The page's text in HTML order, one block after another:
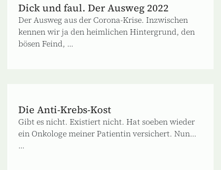
Dick und faul. Der Ausweg 2022
Der Ausweg aus der Corona-Krise. Inzwischen
kennen wir ja den heimlichen Hintergrund, den
bösen Feind, ...
Die Anti-Krebs-Kost
Gibt es nicht. Existiert nicht. Hat soeben wieder
ein Onkologe meiner Patientin versichert. Nun…
...